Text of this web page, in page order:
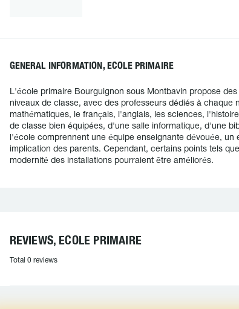
GENERAL INFORMATION, ECOLE PRIMAIRE
L'école primaire Bourguignon sous Montbavin propose
niveaux de classe, avec des professeurs dédiés à
mathématiques, le français, l'anglais, les sciences,
de classe bien équipées, d'une salle informatique, d'une
l'école comprennent une équipe enseignante dévouée,
implication des parents. Cependant, certains points tels
modernité des installations pourraient être améliorés.
REVIEWS, ECOLE PRIMAIRE
Total 0 reviews